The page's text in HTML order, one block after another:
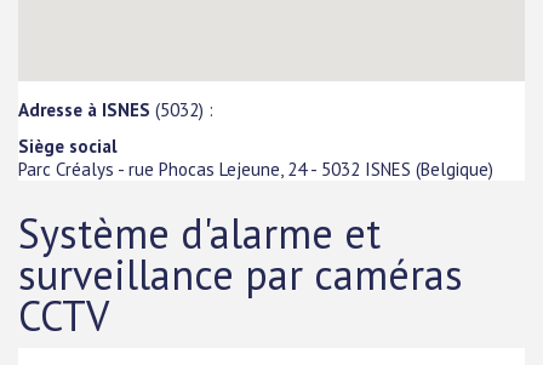
Adresse à ISNES (5032) :
Siège social
Parc Créalys - rue Phocas Lejeune, 24- 5032 ISNES (Belgique)
Système d'alarme et
surveillance par caméras
CCTV